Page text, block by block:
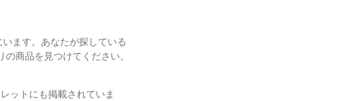
ます。あなたが探している
商品を見つけてください。
ットにも掲載されていま